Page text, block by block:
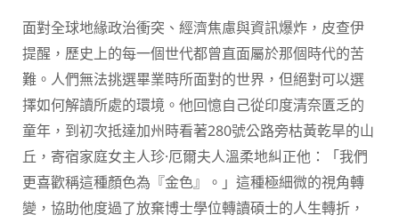
面對全球地緣政治衝突、經濟焦慮與資訊爆炸，皮查伊
提醒，歷史上的每一個世代都曾直面屬於那個時代的苦
難。人們無法挑選畢業時所面對的世界，但絕對可以選
擇如何解讀所處的環境。他回憶自己從印度清奈匱乏的
童年，到初次抵達加州時看著280號公路旁枯黃乾旱的山
丘，寄宿家庭女主人珍·厄爾夫人溫柔地糾正他：「我們
更喜歡稱這種顏色為『金色』。」這種極細微的視角轉
變，協助他度過了放棄博士學位轉讀碩士的人生轉折，